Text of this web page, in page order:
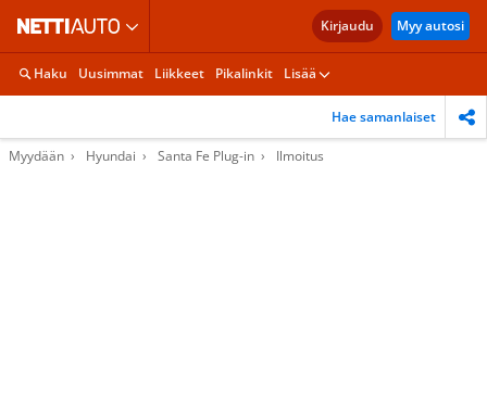
Kirjaudu Myy autosi
Haku Uusimmat Liikkeet Pikalinkit Lisää
Hae samanlaiset
Myydään Hyundai Santa Fe Plug-in Ilmoitus